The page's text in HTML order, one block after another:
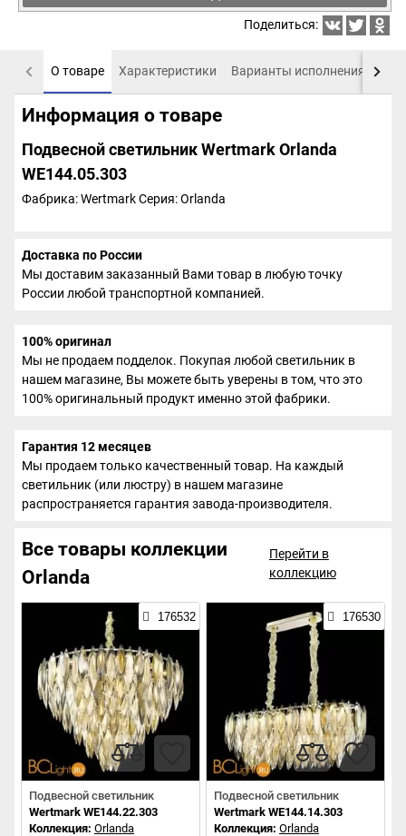
Поделиться:
О товаре Характеристики Варианты исполнения
Информация о товаре
Подвесной светильник Wertmark Orlanda
WE144.05.303
Фабрика: WertmarkСерия: Orlanda
Доставка по России
Мы доставим заказанный Вами товар в любую точку
России любой транспортной компанией.
100% оригинал
Мы не продаем подделок. Покупая любой светильник в
нашем магазине, Вы можете быть уверены в том, что это
100% оригинальный продукт именно этой фабрики.
Гарантия 12 месяцев
Мы продаем только качественный товар. На каждый
светильник (или люстру) в нашем магазине
распространяется гарантия завода-производителя.
Все товары коллекции
Orlanda
Перейти в
коллекцию
176532
Подвесной светильник
Wertmark WE144.22.303
Коллекция: Orlanda
176530
Подвесной светильник
Wertmark WE144.14.303
Коллекция: Orlanda